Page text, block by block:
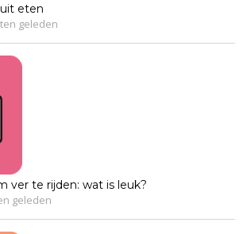
eten
geleden
ver te rijden: wat is leuk?
geleden